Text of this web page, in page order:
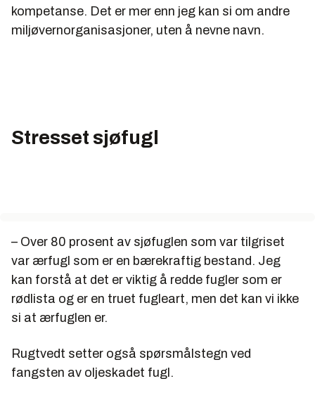
kompetanse. Det er mer enn jeg kan si om andre
miljøvernorganisasjoner, uten å nevne navn.
Stresset sjøfugl
– Over 80 prosent av sjøfuglen som var tilgriset
var ærfugl som er en bærekraftig bestand. Jeg
kan forstå at det er viktig å redde fugler som er
rødlista og er en truet fugleart, men det kan vi ikke
si at ærfuglen er.
Rugtvedt setter også spørsmålstegn ved
fangsten av oljeskadet fugl.